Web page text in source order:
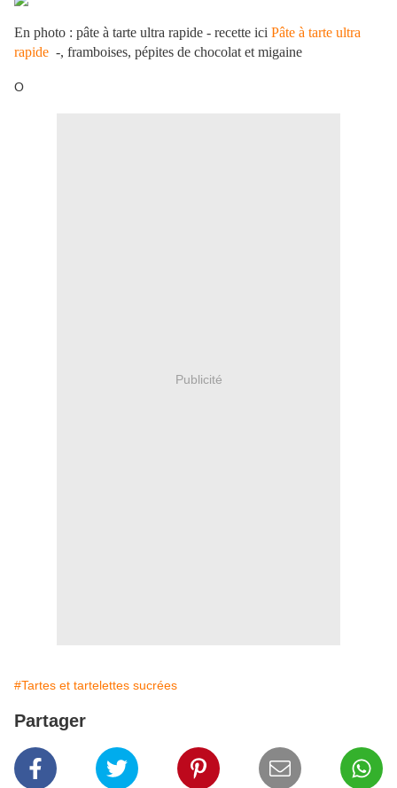
En photo : pâte à tarte ultra rapide - recette ici Pâte à tarte ultra
rapide -, framboises, pépites de chocolat et migaine
O
Publicité
#Tartes et tartelettes sucrées
Partager